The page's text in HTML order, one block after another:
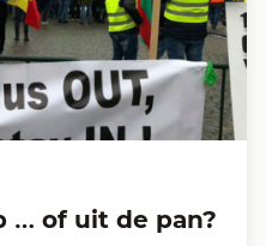
… of uit de pan?